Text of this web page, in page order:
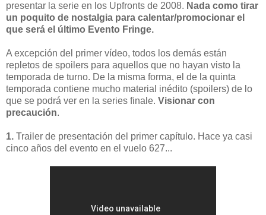
presentar la serie en los Upfronts de 2008. Nada como tirar
un poquito de nostalgia para calentar/promocionar el
que será el último Evento Fringe.
A excepción del primer vídeo, todos los demás están
repletos de spoilers para aquellos que no hayan visto la
temporada de turno. De la misma forma, el de la quinta
temporada contiene mucho material inédito (spoilers) de lo
que se podrá ver en la series finale. Visionar con
precaución.
1. Trailer de presentación del primer capítulo. Hace ya casi
cinco años del evento en el vuelo 627...